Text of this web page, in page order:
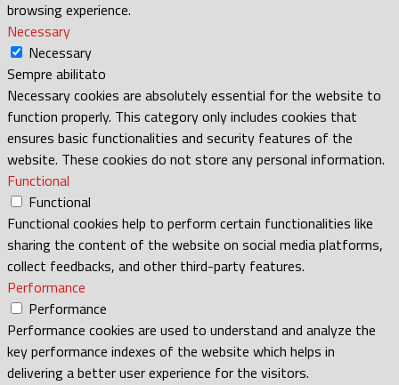
browsing experience.
Necessary
Necessary
Sempre abilitato
Necessary cookies are absolutely essential for the website to
function properly. This category only includes cookies that
ensures basic functionalities and security features of the
website. These cookies do not store any personal information.
Functional
Functional
Functional cookies help to perform certain functionalities like
sharing the content of the website on social media platforms,
collect feedbacks, and other third-party features.
Performance
Performance
Performance cookies are used to understand and analyze the
key performance indexes of the website which helps in
delivering a better user experience for the visitors.